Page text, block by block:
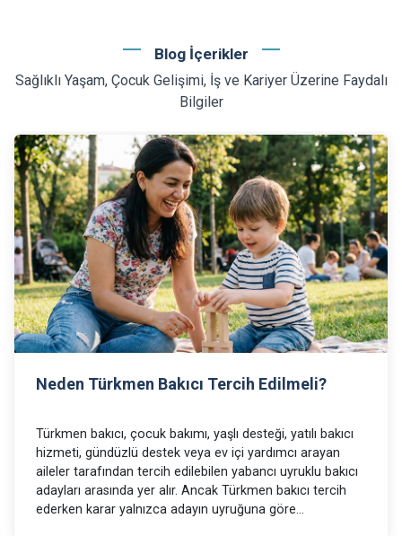
Blog İçerikler
Sağlıklı Yaşam, Çocuk Gelişimi, İş ve Kariyer Üzerine Faydalı
Bilgiler
Türkmen Bakıcı mı Özbek Bakıcı mı?
Türkmen bakıcı mı Özbek bakıcı mı sorusu, yabancı
uyruklu bakıcı arayan ailelerin en sık merak ettiği
konulardan biridir. Ancak doğru bakıcı seçimi yalnızca
adayın uyruğuna göre yapılmamalıdır. Türkmen bakıcı
veya Özbek bakıcı tercih edilirken asıl değerlendirilmesi